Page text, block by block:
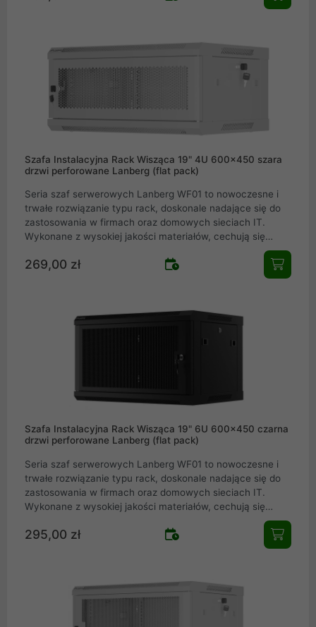
kablami i bezpieczne przechowywanie sprzętu sieciowego.
Szafy rack Lanberg WF01 są idealnym wyborem dla każdej
instalacji teleinformatycznej. Łącząc funkcjonalność,
wytrzymałość i elegancki design, seria WF01 to pewny
wybór dla potrzeb Twojej infrastruktury
Szafa Instalacyjna Rack Wisząca 19" 4U 600x450 szara
drzwi perforowane Lanberg (flat pack)
Seria szaf serwerowych Lanberg WF01 to nowoczesne i
trwałe rozwiązanie typu rack, doskonale nadające się do
zastosowania w firmach oraz domowych sieciach IT.
Wykonane z wysokiej jakości materiałów, cechują się
oczekiwania nawet najbardziej wymagających
kablami i bezpieczne przechowywanie sprzętu sieciowego.
Szafy rack Lanberg WF01 są idealnym wyborem dla każdej
instalacji teleinformatycznej. Łącząc funkcjonalność,
wytrzymałość i elegancki design, seria WF01 to pewny
wybór dla potrzeb Twojej infrastruktury
269,00 zł
Szafa Instalacyjna Rack Wisząca 19" 6U 600x450 czarna
drzwi perforowane Lanberg (flat pack)
Seria szaf serwerowych Lanberg WF01 to nowoczesne i
trwałe rozwiązanie typu rack, doskonale nadające się do
zastosowania w firmach oraz domowych sieciach IT.
Wykonane z wysokiej jakości materiałów, cechują się
oczekiwania nawet najbardziej wymagających
kablami i bezpieczne przechowywanie sprzętu sieciowego.
Szafy rack Lanberg WF01 są idealnym wyborem dla każdej
295,00 zł